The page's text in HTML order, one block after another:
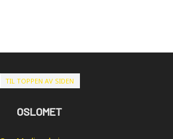
TIL TOPPEN AV SIDEN
OSLOMET